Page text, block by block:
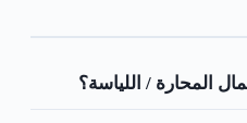
المحارة / اللياسة؟